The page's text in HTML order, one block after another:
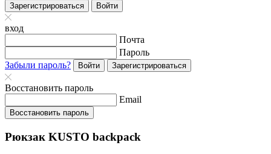
Зарегистрироваться Войти
вход
Почта
Пароль
Забыли пароль?
Войти Зарегистрироваться
Восстановить пароль
Email
Восстановить пароль
Рюкзак KUSTO backpack